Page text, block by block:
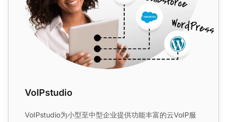
VoIPstudio
VoIPstudio为小型至中型企业提供功能丰富的云VoIP服